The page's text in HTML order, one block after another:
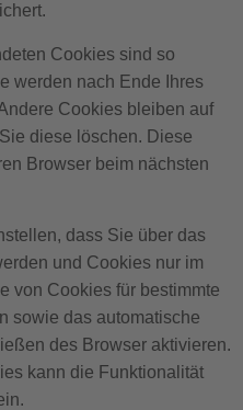
Cookies sind so
werden nach Ende Ihres
Cookies bleiben auf
diese löschen. Diese
Browser beim nächsten
dass Sie über das
und Cookies nur im
von Cookies für bestimmte
sowie das automatische
des Browser aktivieren.
kann die Funktionalität